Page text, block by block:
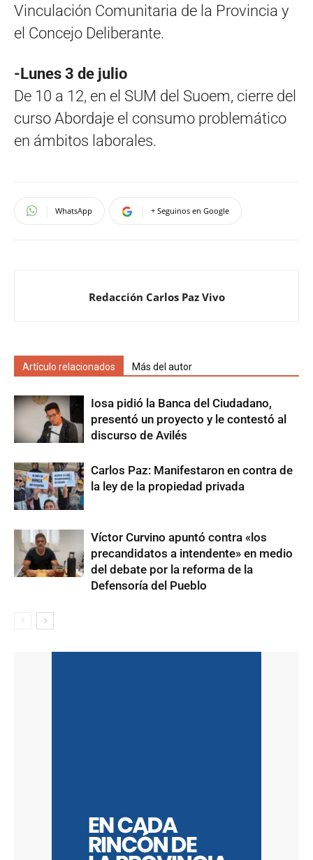
Vinculación Comunitaria de la Provincia y
el Concejo Deliberante.
-Lunes 3 de julio
De 10 a 12, en el SUM del Suoem, cierre del
curso Abordaje el consumo problemático
en ámbitos laborales.
WhatsApp + Seguinos en Google
Redacción Carlos Paz Vivo
Artículo relacionados Más del autor
Iosa pidió la Banca del Ciudadano,
presentó un proyecto y le contestó al
discurso de Avilés
Carlos Paz: Manifestaron en contra de
la ley de la propiedad privada
Víctor Curvino apuntó contra «los
precandidatos a intendente» en medio
del debate por la reforma de la
Defensoría del Pueblo